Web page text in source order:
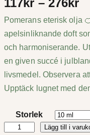
r
s
i
t
Pomerans eterisk olja
apelsinliknande doft
och harmoniserande.
en given succé i
livsmedel. Observera
Upptäck lugnet med
Storlek
Lägg till i